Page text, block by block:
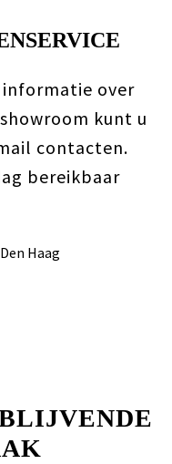
over
kunt u
contacten.
bereikbaar
Haag